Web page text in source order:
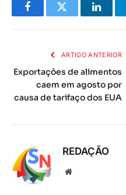
FacebookTwitter
ARTIGO ANTERIOR
Exportações de alimentos
caem em agosto por
causa de tarifaço dos EUA
REDAÇÃO
Local